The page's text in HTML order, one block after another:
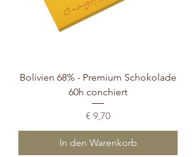
Bolivien 68% - Premium Schokolade
60h conchiert
Preis
€ 9,70
In den Warenkorb